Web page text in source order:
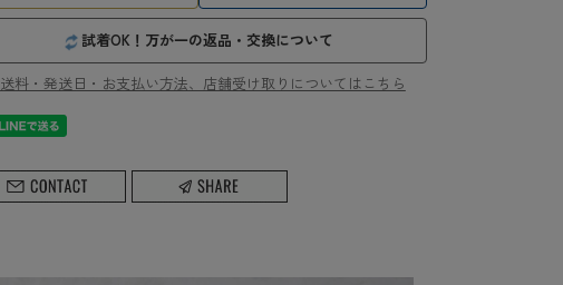
試着OK！万が一の返品・交換について
送料・発送日・お支払い方法、店舗受け取りについてはこちら